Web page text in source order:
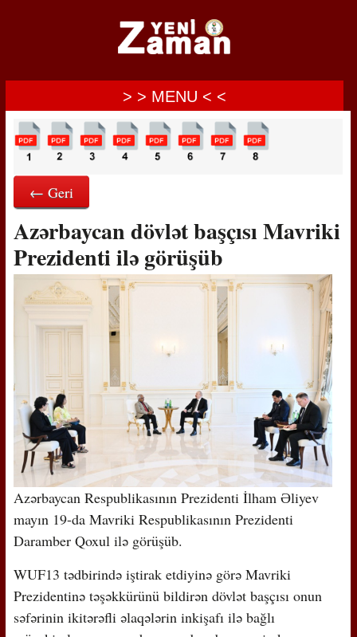
> > MENU < <
← Geri
Azərbaycan dövlət başçısı Mavriki
Prezidenti ilə görüşüb
Azərbaycan Respublikasının Prezidenti İlham Əliyev
mayın 19-da Mavriki Respublikasının Prezidenti
Daramber Qoxul ilə görüşüb.
WUF13 tədbirində iştirak etdiyinə görə Mavriki
Prezidentinə təşəkkürünü bildirən dövlət başçısı onun
səfərinin ikitərəfli əlaqələrin inkişafı ilə bağlı